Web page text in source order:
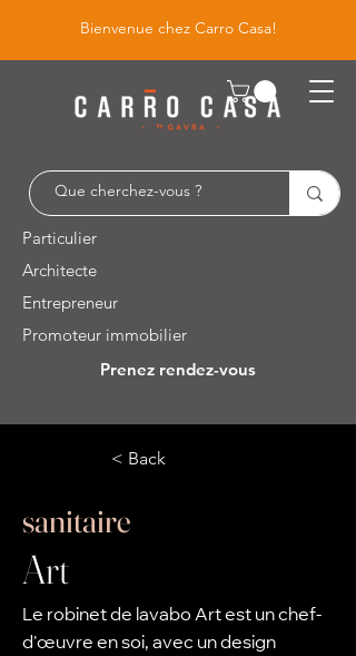
Bienvenue chez Carro Casa!
Particulier
Architecte
Entrepreneur
Promoteur immobilier
Prenez rendez-vous
Leuvensesteenweg 526 / 1930 Zaventem
< Back
sanitaire
Art
Le robinet de lavabo Art est un chef-
d'œuvre en soi, avec un design